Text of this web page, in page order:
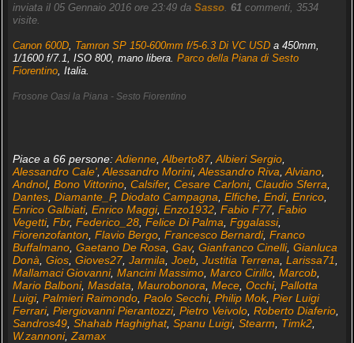
inviata il 05 Gennaio 2016 ore 23:49 da Sasso. 61 commenti, 3534
visite.
Canon 600D, Tamron SP 150-600mm f/5-6.3 Di VC USDa 450mm,
1/1600 f/7.1, ISO 800, mano libera. Parco della Piana di Sesto
Fiorentino, Italia.
Frosone Oasi la Piana - Sesto Fiorentino
Piace a 66 persone:Adienne, Alberto87, Albieri Sergio,
Alessandro Cale', Alessandro Morini, Alessandro Riva Alviano,
Andnol, Bono Vittorino, Calsifer, Cesare Carloni, Claudio Sferra
Dantes, Diamante_P, Diodato Campagna Elfiche, Endi, Enrico,
Enrico Galbiati, Enrico Maggi, Enzo1932, Fabio F77, Fabio
Vegetti, Fbr, Federico_28, Felice Di Palma Fggalassi,
Fiorenzofanton Flavio Bergo, Francesco Bernardi, Franco
Buffalmano, Gaetano De Rosa Gav, Gianfranco Cinelli, Gianluca
Donà Gios, Gioves27, Jarmila Joeb, Justitia Terrena Larissa71
Mallamaci Giovanni, Mancini Massimo, Marco Cirillo, Marcob,
Mario Balboni, Masdata Maurobonora Mece, Occhi, Pallotta
Luigi, Palmieri Raimondo, Paolo Secchi, Philip Mok, Pier Luigi
Ferrari, Piergiovanni Pierantozzi, Pietro Veivolo, Roberto Diaferio,
Sandros49, Shahab Haghighat, Spanu Luigi, Stearm Timk2,
W.zannoni, Zamax